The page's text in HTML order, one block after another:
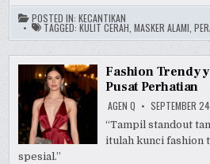
POSTED IN:KECANTIKAN
TAGGED:KULIT CERAH ,MASKER ALAMI ,
Fashion Trendy
Pusat Perhatian
AGEN Q SEPTEMBER
“Tampil standout
itulah kunci fashion
spesial.”